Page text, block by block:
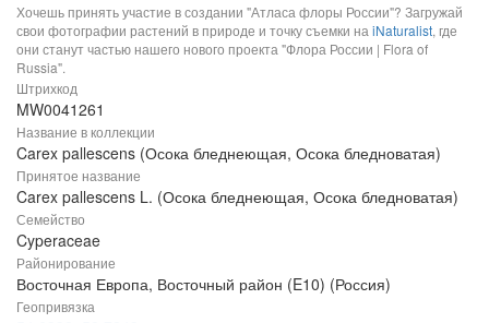
Хочешь принять участие в создании "Атласа флоры России"? Загружай
свои фотографии растений в природе и точку съемки на iNaturalist, где
они станут частью нашего нового проекта "Флора России | Flora of
Russia".
Штрихкод
MW0041261
Название в коллекции
Carex pallescens (Осока бледнеющая, Осока бледноватая)
Принятое название
Carex pallescens L. (Осока бледнеющая, Осока бледноватая)
Семейство
Cyperaceae
Районирование
Восточная Европа, Восточный район (E10) (Россия)
Геопривязка